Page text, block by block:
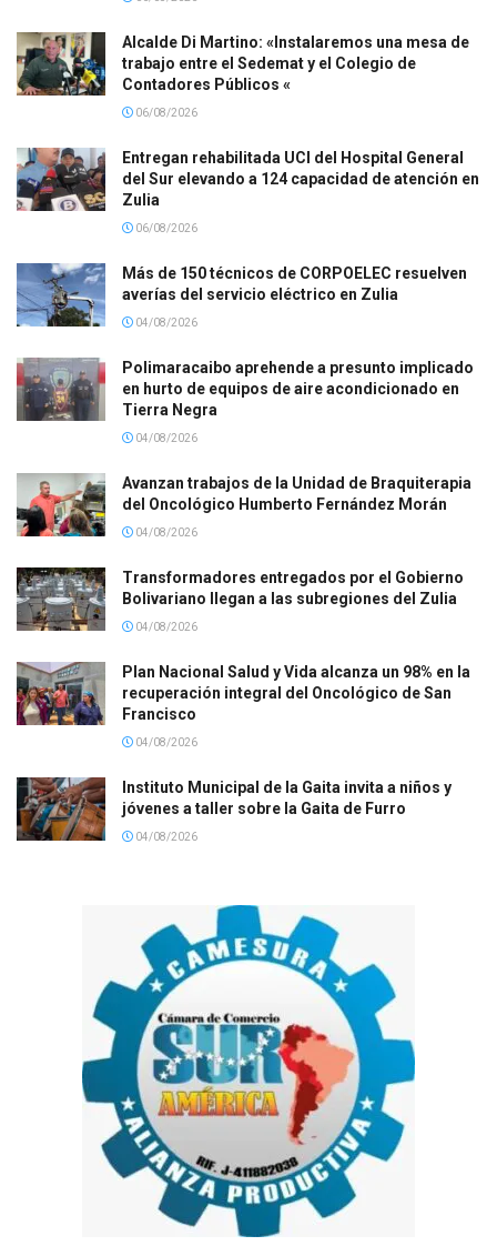
Alcalde Di Martino: «Instalaremos una mesa de
trabajo entre el Sedemat y el Colegio de
Contadores Públicos «
06/08/2026
Entregan rehabilitada UCI del Hospital General
del Sur elevando a 124 capacidad de atención en
Zulia
06/08/2026
Más de 150 técnicos de CORPOELEC resuelven
averías del servicio eléctrico en Zulia
04/08/2026
Polimaracaibo aprehende a presunto implicado
en hurto de equipos de aire acondicionado en
Tierra Negra
04/08/2026
Avanzan trabajos de la Unidad de Braquiterapia
del Oncológico Humberto Fernández Morán
04/08/2026
Transformadores entregados por el Gobierno
Bolivariano llegan a las subregiones del Zulia
04/08/2026
Plan Nacional Salud y Vida alcanza un 98% en la
recuperación integral del Oncológico de San
Francisco
04/08/2026
Instituto Municipal de la Gaita invita a niños y
jóvenes a taller sobre la Gaita de Furro
04/08/2026